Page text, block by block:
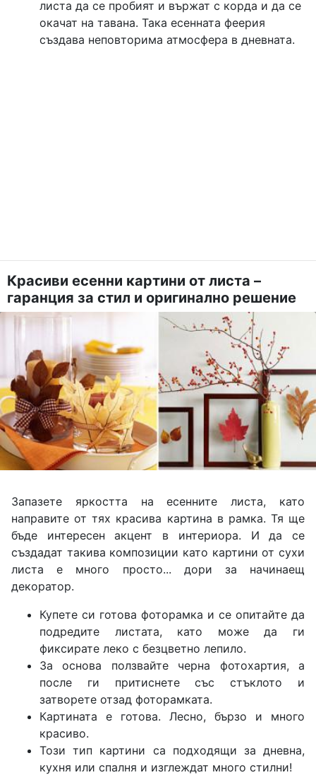
листа да се пробият и вържат с корда и да се
окачат на тавана. Така есенната феерия
създава неповторима атмосфера в дневната.
Красиви есенни картини от листа –
гаранция за стил и оригинално решение
Запазете яркостта на есенните листа, като
направите от тях красива картина в рамка. Тя ще
бъде интересен акцент в интериора. И да се
създадат такива композиции като картини от сухи
листа е много просто... дори за начинаещ
декоратор.
Купете си готова фоторамка и се опитайте да
подредите листата, като може да ги
фиксирате леко с безцветно лепило.
За основа ползвайте черна фотохартия, а
после ги притиснете със стъклото и
затворете отзад фоторамката.
Картината е готова. Лесно, бързо и много
красиво.
Този тип картини са подходящи за дневна,
кухня или спалня и изглеждат много стилни!